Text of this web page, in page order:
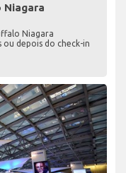
Niagara
Niagara
depois do check-in